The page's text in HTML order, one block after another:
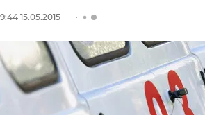
15.05.2015